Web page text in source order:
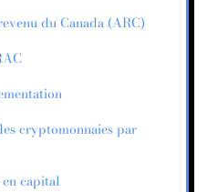
du Canada (ARC)
cryptomonnaies par
capital